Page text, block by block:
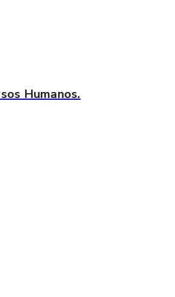
Humanos.